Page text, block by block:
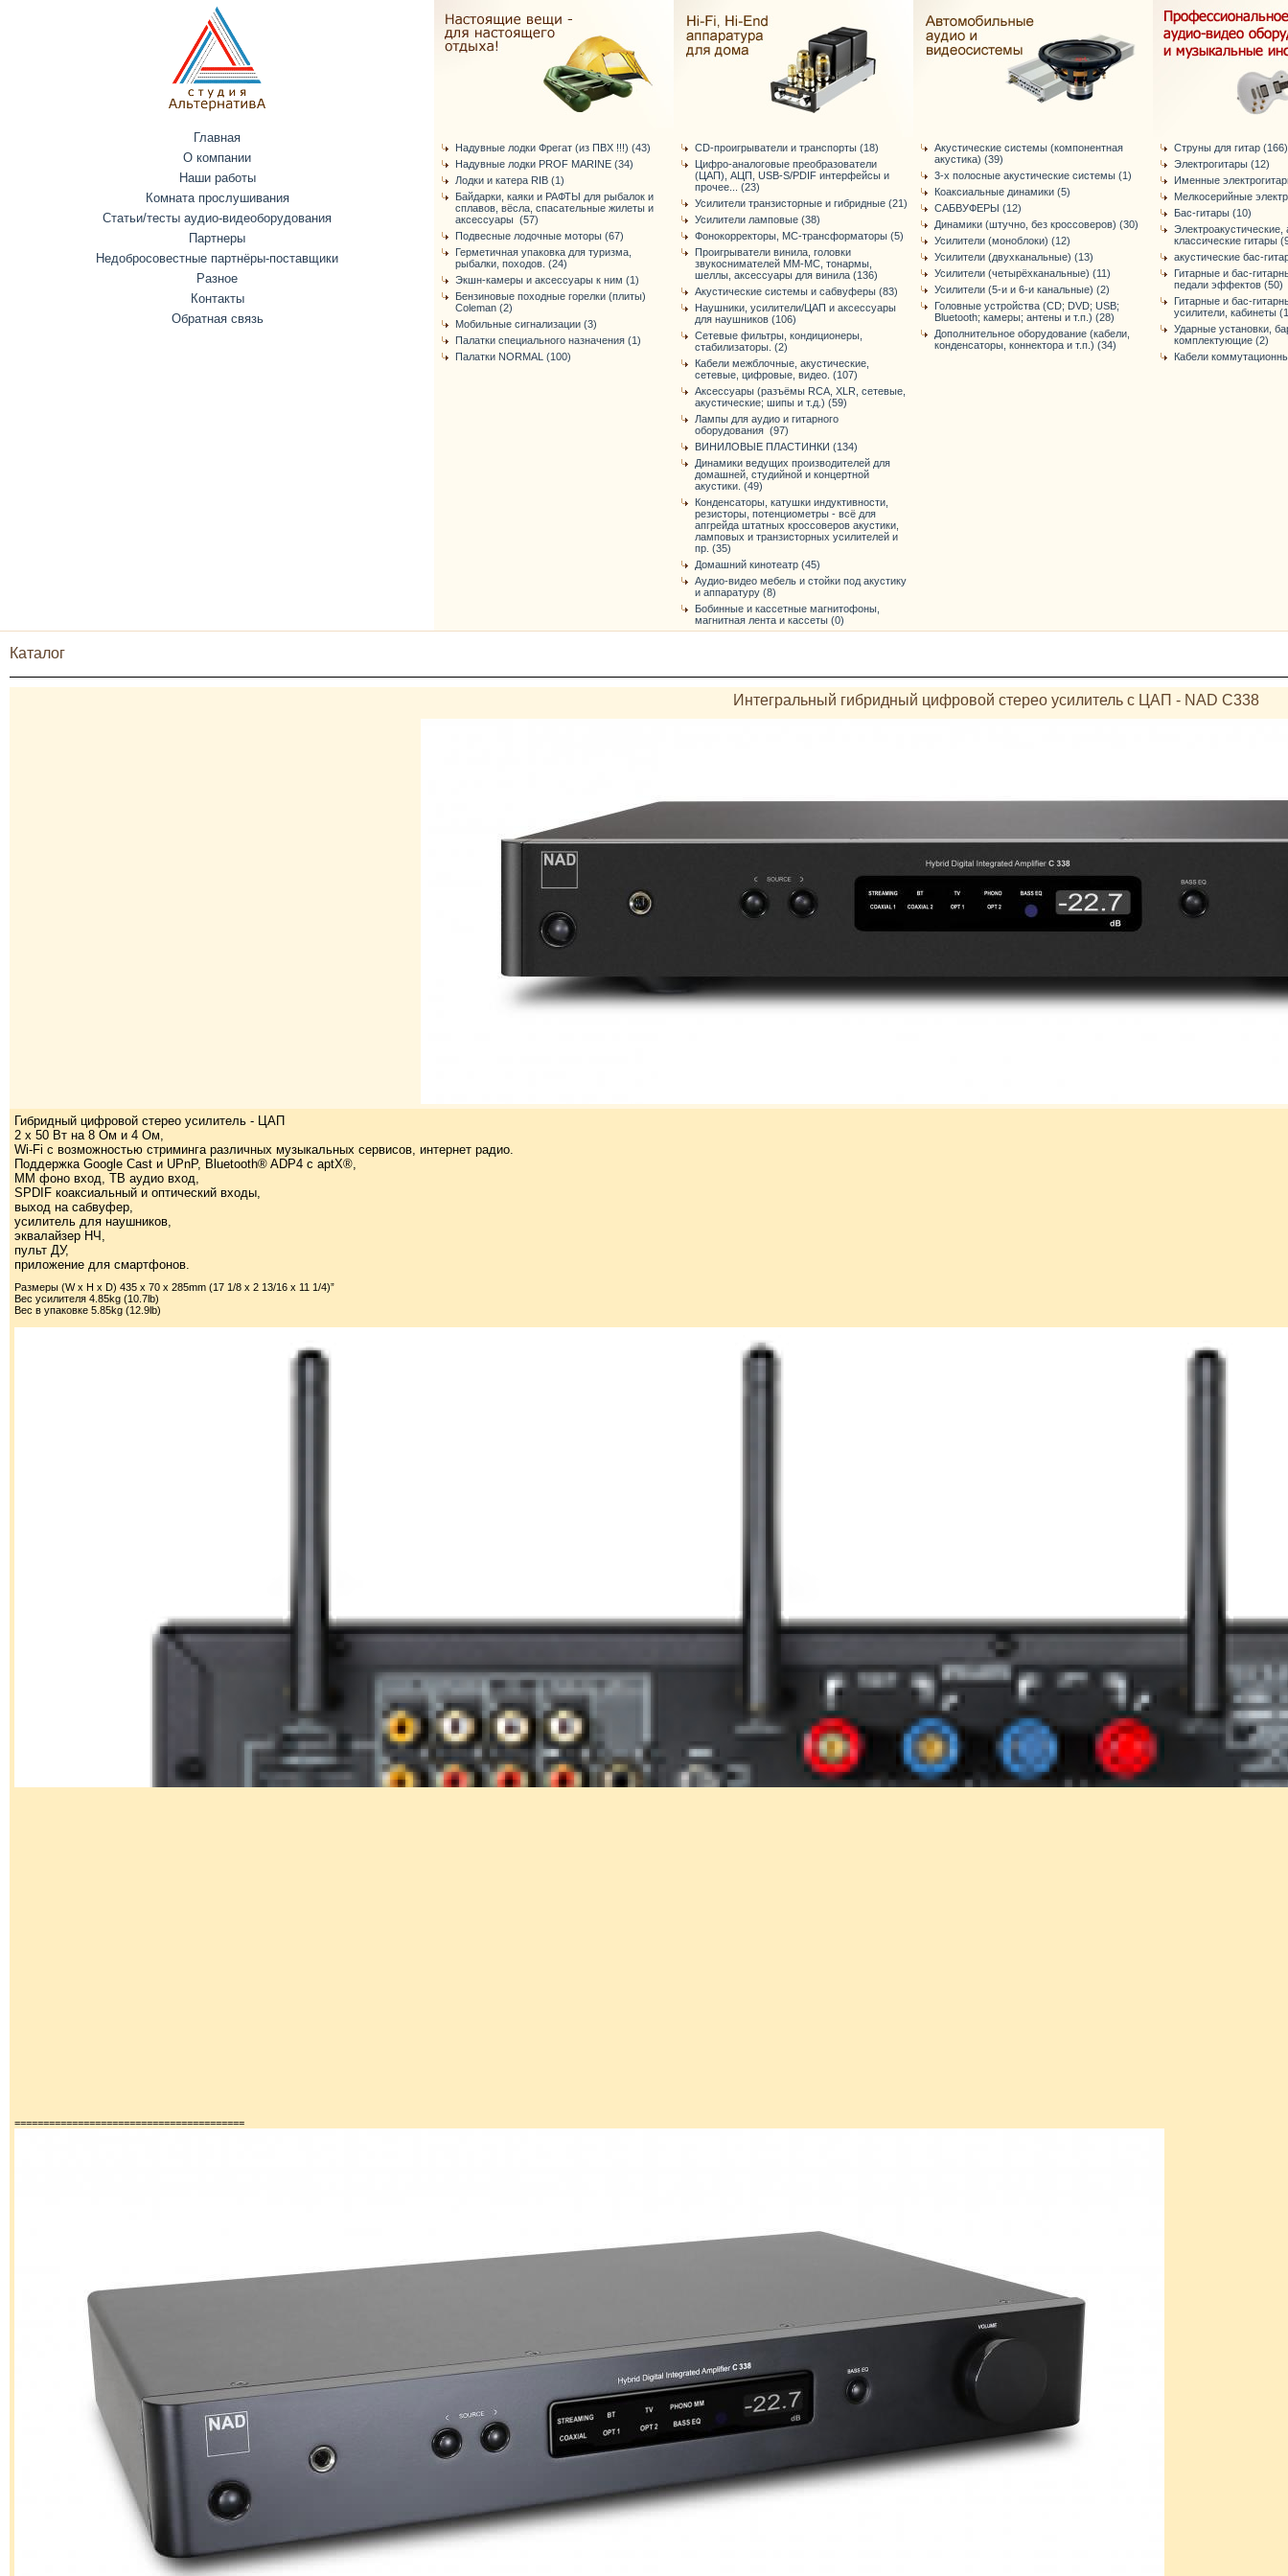
Главная
О компании
Наши работы
Комната прослушивания
Статьи/тесты аудио-видеоборудования
Партнеры
Недобросовестные партнёры-поставщики
Разное
Контакты
Обратная связь
Надувные лодки Фрегат (из ПВХ !!!) (43)
Надувные лодки PROF MARINE (34)
Лодки и катера RIB (1)
Байдарки, каяки и РАФТЫ для рыбалок и
сплавов, вёсла, спасательные жилеты и
аксессуары (57)
Подвесные лодочные моторы (67)
Герметичная упаковка для туризма,
рыбалки, походов. (24)
Экшн-камеры и аксессуары к ним (1)
Бензиновые походные горелки (плиты)
Coleman (2)
Мобильные сигнализации (3)
Палатки специального назначения (1)
Палатки NORMAL (100)
CD-проигрыватели и транспорты (18)
Цифро-аналоговые преобразователи
(ЦАП), АЦП, USB-S/PDIF интерфейсы и
прочее... (23)
Усилители транзисторные и гибридные (21)
Усилители ламповые (38)
Фонокорректоры, МС-трансформаторы (5)
Проигрыватели винила, головки
звукоснимателей ММ-МС, тонармы,
шеллы, аксессуары для винила (136)
Акустические системы и сабвуферы (83)
Наушники, усилители/ЦАП и аксессуары
для наушников (106)
Сетевые фильтры, кондиционеры,
стабилизаторы. (2)
Кабели межблочные, акустические,
сетевые, цифровые, видео. (107)
Аксессуары (разъёмы RCA, XLR, сетевые,
акустические; шипы и т.д.) (59)
Лампы для аудио и гитарного
оборудования (97)
ВИНИЛОВЫЕ ПЛАСТИНКИ (134)
Динамики ведущих производителей для
домашней, студийной и концертной
акустики. (49)
Конденсаторы, катушки индуктивности,
резисторы, потенциометры - всё для
апгрейда штатных кроссоверов акустики,
ламповых и транзисторных усилителей и
пр. (35)
Домашний кинотеатр (45)
Аудио-видео мебель и стойки под акустику
и аппаратуру (8)
Бобинные и кассетные магнитофоны,
магнитная лента и кассеты (0)
Акустические системы (компонентная
акустика) (39)
3-х полосные акустические системы (1)
Коаксиальные динамики (5)
САБВУФЕРЫ (12)
Динамики (штучно, без кроссоверов) (30)
Усилители (моноблоки) (12)
Усилители (двухканальные) (13)
Усилители (четырёхканальные) (11)
Усилители (5-и и 6-и канальные) (2)
Головные устройства (CD; DVD; USB;
Bluetooth; камеры; антены и т.п.) (28)
Дополнительное оборудование (кабели,
конденсаторы, коннектора и т.п.) (34)
Струны для гитар (166)
Электрогитары (12)
Именные
Мелкосерийные
Бас-гитары (10)
Электроакустические,
классические гитары
акустические бас-
Гитарные и бас-
педали эффектов (50)
Гитарные и бас-
усилители, кабинеты
Ударные установки,
комплектующие (2)
Кабели
Каталог
Интегральный гибридный цифровой стерео усилитель с ЦАП - NAD C338
Гибридный цифровой стерео усилитель - ЦАП
2 х 50 Вт на 8 Ом и 4 Ом,
Wi-Fi с возможностью стриминга различных музыкальных сервисов, интернет радио.
Поддержка Google Cast и UPnP, Bluetooth® ADP4 с aptX®,
ММ фоно вход, ТВ аудио вход,
SPDIF коаксиальный и оптический входы,
выход на сабвуфер,
усилитель для наушников,
эквалайзер НЧ,
пульт ДУ,
приложение для смартфонов.
Размеры (W x H x D) 435 x 70 x 285mm (17 1/8 x 2 13/16 x 11 1/4)”
Вес усилителя 4.85kg (10.7lb)
Вес в упаковке 5.85kg (12.9lb)
========================================